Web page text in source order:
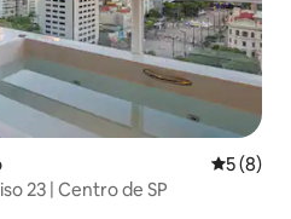
5 (8)
23 | Centro de SP